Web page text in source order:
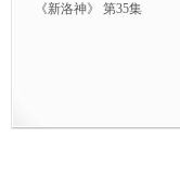
《新洛神》 第35集